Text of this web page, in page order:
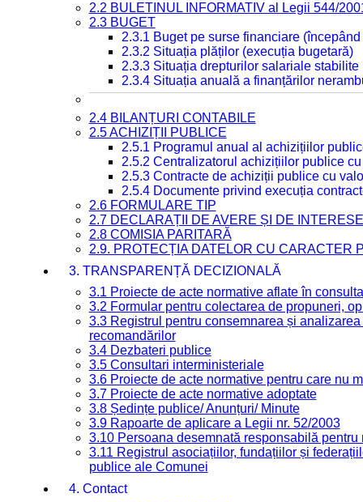
2.2 BULETINUL INFORMATIV al Legii 544/
2.3 BUGET
2.3.1 Buget pe surse financiare
2.3.2 Situația plăților (execuția bugetară)
2.3.3 Situația drepturilor salariale
2.3.4 Situația anuală a finanțărilor
2.4 BILANȚURI CONTABILE
2.5 ACHIZIȚII PUBLICE
2.5.1 Programul anual al achizițiilor
2.5.2 Centralizatorul achizițiilor publice
2.5.3 Contracte de achiziții publice cu
2.5.4 Documente privind execuția
2.6 FORMULARE TIP
2.7 DECLARAȚII DE AVERE ȘI DE INTERESE
2.8 COMISIA PARITARĂ
2.9. PROTECȚIA DATELOR CU CARACTER
3. TRANSPARENȚĂ DECIZIONALĂ
3.1 Proiecte de acte normative aflate în
3.2 Formular pentru colectarea de propuneri,
3.3 Registrul pentru consemnarea și
recomandărilor
3.4 Dezbateri publice
3.5 Consultari interministeriale
3.6 Proiecte de acte normative pentru care nu
3.7 Proiecte de acte normative adoptate
3.8 Ședințe publice/ Anunțuri/ Minute
3.9 Rapoarte de aplicare a Legii nr. 52/2003
3.10 Persoana desemnată responsabilă
3.11 Registrul asociațiilor, fundațiilor și
publice ale Comunei
4. Contact